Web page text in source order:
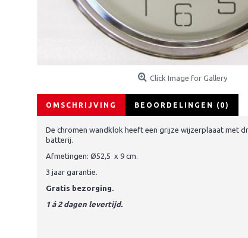
Click Image for Gallery
OMSCHRIJVING BEOORDELINGEN (0)
De chromen wandklok heeft een grijze wijzerplaaat met
batterij.
Afmetingen: Ø52,5 x 9 cm.
3 jaar garantie.
Gratis bezorging.
1 á 2 dagen levertijd.